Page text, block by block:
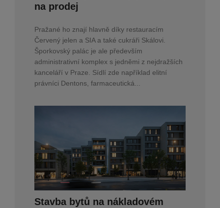
na prodej
Pražané ho znají hlavně díky restauracím
Červený jelen a SIA a také cukráři Skálovi.
Šporkovský palác je ale především
administrativní komplex s jedněmi z nejdražších
kanceláří v Praze. Sídlí zde například elitní
právníci Dentons, farmaceutická...
Stavba bytů na nákladovém